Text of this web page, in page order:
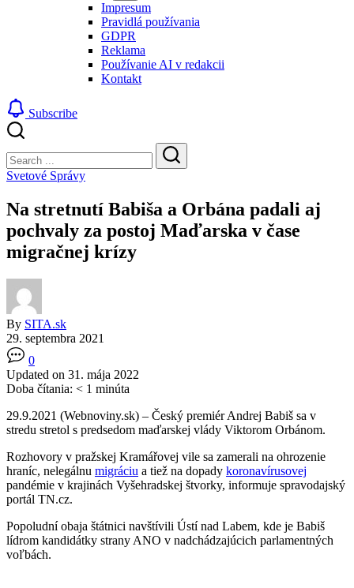
Impresum
Pravidlá používania
GDPR
Reklama
Používanie AI v redakcii
Kontakt
Subscribe
Search
Search
Svetové Správy
Na stretnutí Babiša a Orbána padali aj
pochvaly za postoj Maďarska v čase
migračnej krízy
By SITA.sk
29. septembra 2021
0
Updated on 31. mája 2022
Doba čítania: < 1 minúta
29.9.2021 (Webnoviny.sk) – Český premiér Andrej Babiš sa v
stredu stretol s predsedom maďarskej vlády Viktorom Orbánom.
Rozhovory v pražskej Kramářovej vile sa zamerali na ohrozenie
hraníc, nelegálnu migráciu a tiež na dopady koronavírusovej
pandémie v krajinách Vyšehradskej štvorky, informuje spravodajský
portál TN.cz.
Popoludní obaja štátnici navštívili Ústí nad Labem, kde je Babiš
lídrom kandidátky strany ANO v nadchádzajúcich parlamentných
voľbách.